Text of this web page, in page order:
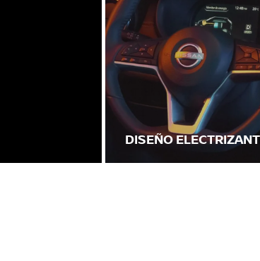
DISEÑO